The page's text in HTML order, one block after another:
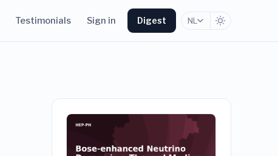
Testimonials Sign in Digest NL